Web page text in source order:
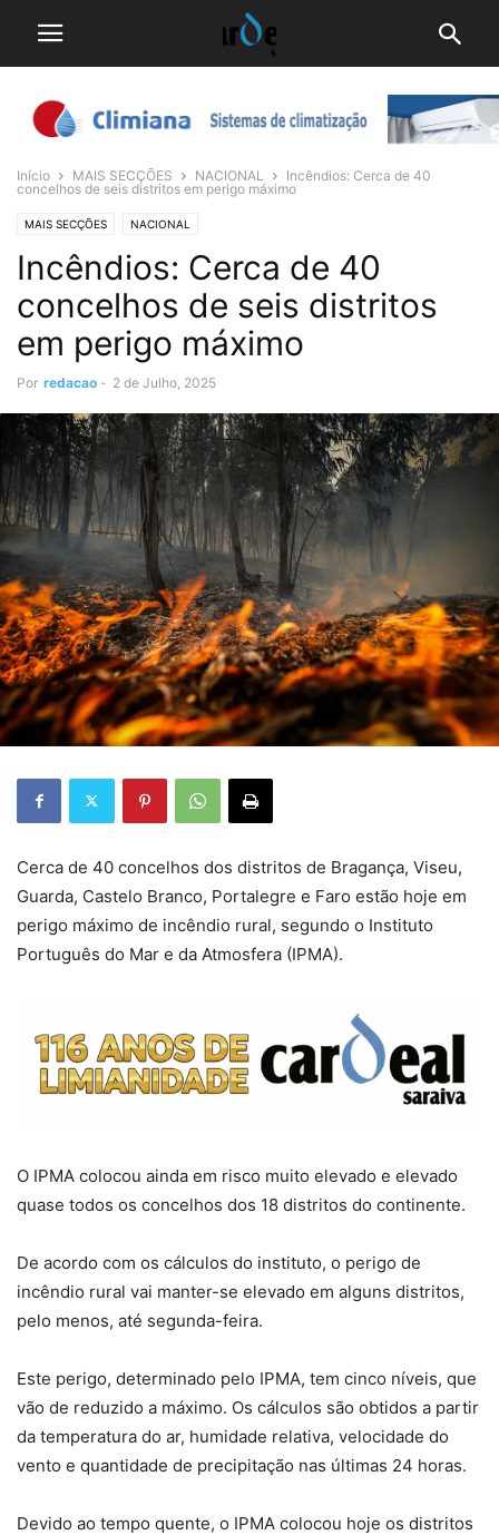
Início MAIS SECÇÕES NACIONAL
Incêndios: Cerca de 40
concelhos de seis distritos em perigo máximo
MAIS SECÇÕES NACIONAL
Incêndios: Cerca de 40
concelhos de seis distritos
em perigo máximo
Por redacao - 2 de Julho, 2025
Cerca de 40 concelhos dos distritos de Bragança, Viseu,
Guarda, Castelo Branco, Portalegre e Faro estão hoje em
perigo máximo de incêndio rural, segundo o Instituto
Português do Mar e da Atmosfera (IPMA).
O IPMA colocou ainda em risco muito elevado e elevado
quase todos os concelhos dos 18 distritos do continente.
De acordo com os cálculos do instituto, o perigo de
incêndio rural vai manter-se elevado em alguns distritos,
pelo menos, até segunda-feira.
Este perigo, determinado pelo IPMA, tem cinco níveis, que
vão de reduzido a máximo. Os cálculos são obtidos a partir
da temperatura do ar, humidade relativa, velocidade do
vento e quantidade de precipitação nas últimas 24 horas.
Devido ao tempo quente, o IPMA colocou hoje os distritos